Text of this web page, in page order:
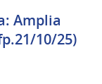
Amplia
10/25)